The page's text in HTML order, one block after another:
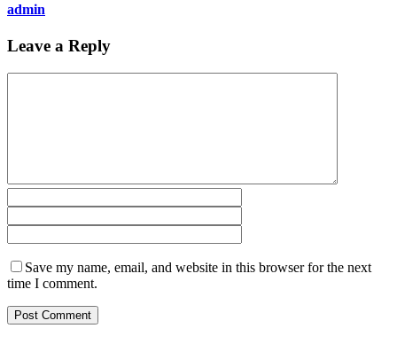
admin
Leave a Reply
Save my name, email, and website in this browser for the next
time I comment.